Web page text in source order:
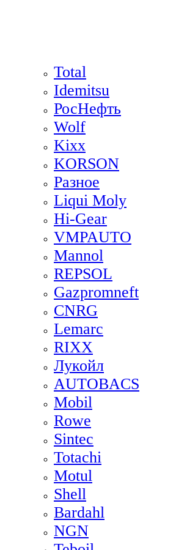
Total
Idemitsu
РосНефть
Wolf
Kixx
KORSON
Разное
Liqui Moly
Hi-Gear
VMPAUTO
Mannol
REPSOL
Gazpromneft
CNRG
Lemarc
RIXX
Лукойл
AUTOBACS
Mobil
Rowe
Sintec
Totachi
Motul
Shell
Bardahl
NGN